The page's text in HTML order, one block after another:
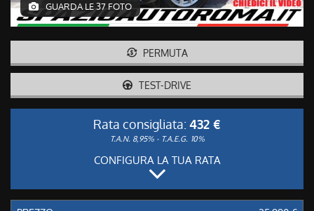
GUARDA LE 37 FOTO
PERMUTA
TEST-DRIVE
Rata consigliata: 432 €
T.A.N. 8,95% - T.A.E.G. 10%
CONFIGURA LA TUA RATA